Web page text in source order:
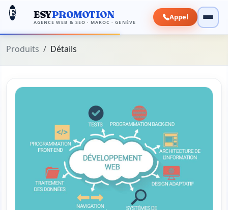
E ESYPROMOTION
AGENCE WEB & SEO · MAROC · GENÈVE
Appel
Produits Détails